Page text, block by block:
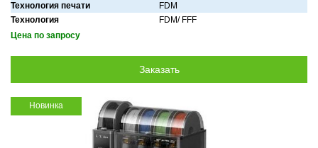
Технология печати
FDM
Технология
FDM/ FFF
Цена по запросу
Новинка